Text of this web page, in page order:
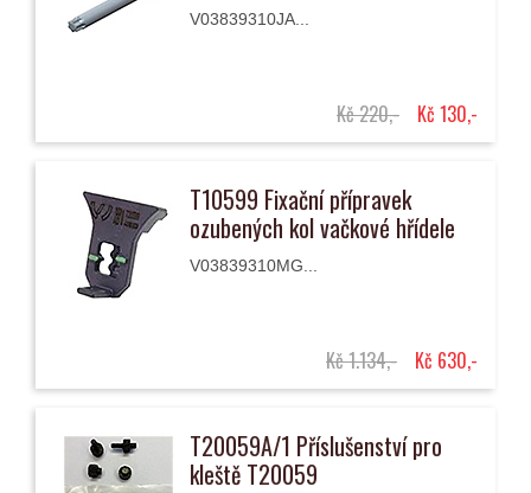
V03839310JA...
Kč 220,- Kč 130,-
T10599 Fixační přípravek
ozubených kol vačkové hřídele
V03839310MG...
Kč 1.134,- Kč 630,-
T20059A/1 Příslušenství pro
kleště T20059